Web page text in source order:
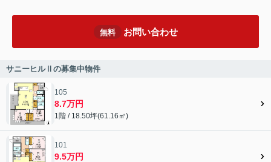
無料 お問い合わせ
サニーヒルⅡの募集中物件
105
8.7万円
1階 / 18.50坪(61.16㎡)
101
9.5万円